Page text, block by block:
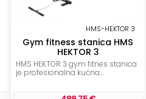
HMS-HEKTOR 3
Gym fitness stanica HMS
HEKTOR 3
HMS HEKTOR 3 gym fitnes stanica
je profesionalna kućna...